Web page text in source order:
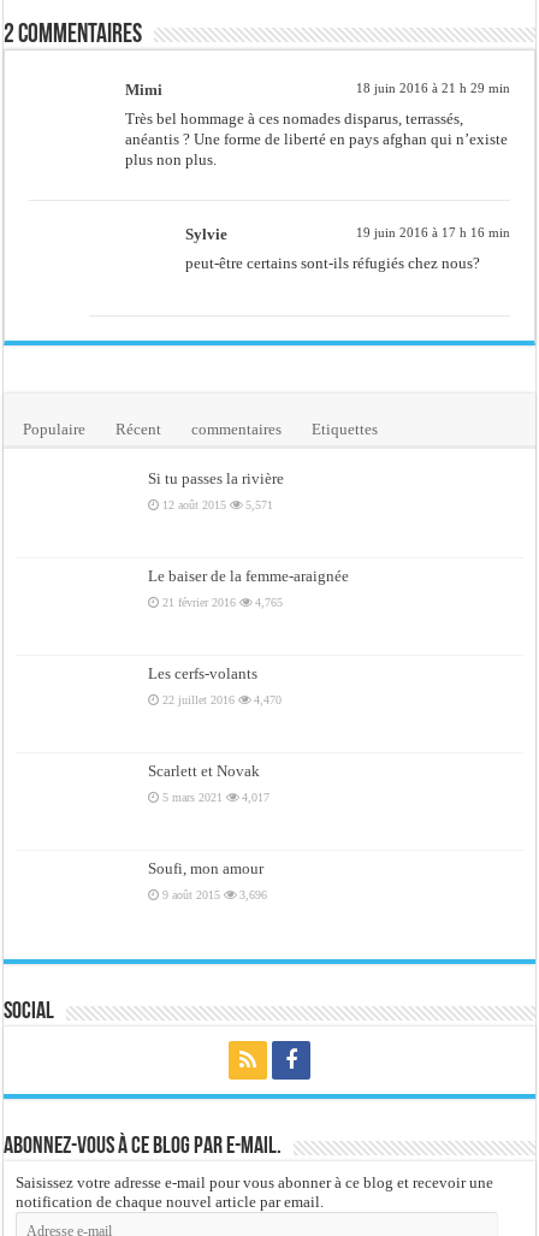
2 commentaires
Mimi 18 juin 2016 à 21 h 29 min
Très bel hommage à ces nomades disparus, terrassés,
anéantis ? Une forme de liberté en pays afghan qui n’existe
plus non plus.
Sylvie 19 juin 2016 à 17 h 16 min
peut-être certains sont-ils réfugiés chez nous?
Populaire Récent commentaires Etiquettes
Si tu passes la rivière
12 août 2015 5,571
Le baiser de la femme-araignée
21 février 2016 4,765
Les cerfs-volants
22 juillet 2016 4,470
Scarlett et Novak
5 mars 2021 4,017
Soufi, mon amour
9 août 2015 3,696
Social
Abonnez-vous à ce blog par e-mail.
Saisissez votre adresse e-mail pour vous abonner à ce blog et recevoir une
notification de chaque nouvel article par email.
Adresse